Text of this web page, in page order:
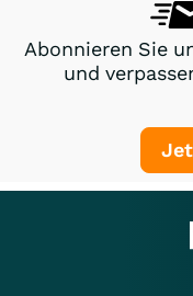
Abonnieren Sie
und